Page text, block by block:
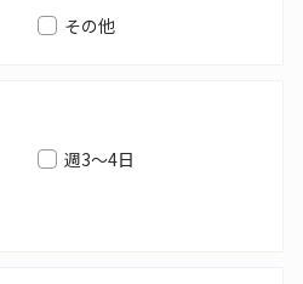
その他
週3～4日